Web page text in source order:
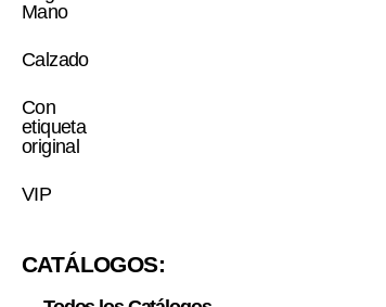
Mano
Calzado
Con
etiqueta
original
VIP
CATÁLOGOS: